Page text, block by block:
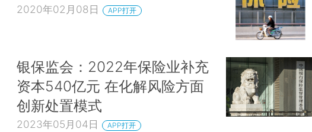
2020年02月08日 APP打开
银保监会：2022年保险业补充
资本540亿元 在化解风险方面
创新处置模式
2023年05月04日 APP打开